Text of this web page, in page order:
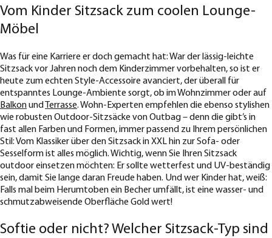
Vom Kinder Sitzsack zum coolen Lounge-
Möbel
Was für eine Karriere er doch gemacht hat: War der lässig-leichte
Sitzsack vor Jahren noch dem Kinderzimmer vorbehalten, so ist er
heute zum echten Style-Accessoire avanciert, der überall für
entspanntes Lounge-Ambiente sorgt, ob im Wohnzimmer oder auf
Balkonund Terrasse. Wohn-Experten empfehlen die ebenso stylishen
wie robusten Outdoor-Sitzsäcke von Outbag – denn die gibt’s in
fast allen Farben und Formen, immer passend zu Ihrem persönlichen
Stil: Vom Klassiker über den Sitzsack in XXL hin zur Sofa- oder
Sesselform ist alles möglich. Wichtig, wenn Sie Ihren Sitzsack
outdoor einsetzen möchten: Er sollte wetterfest und UV-beständig
sein, damit Sie lange daran Freude haben. Und wer Kinder hat, weiß:
Falls mal beim Herumtoben ein Becher umfällt, ist eine wasser- und
schmutzabweisende Oberfläche Gold wert!
Softie oder nicht? Welcher Sitzsack-Typ sind